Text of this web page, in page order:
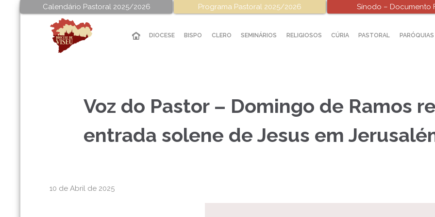
Calendário Pastoral 2025/2026 Programa Pastoral 2025/2026 Sínodo – Documento
DIOCESE BISPO CLERO SEMINÁRIOS RELIGIOSOS CÚRIA PASTORAL PARÓQUIAS
Voz do Pastor – Domingo de Ramos
entrada solene de Jesus em
10 de Abril de 2025